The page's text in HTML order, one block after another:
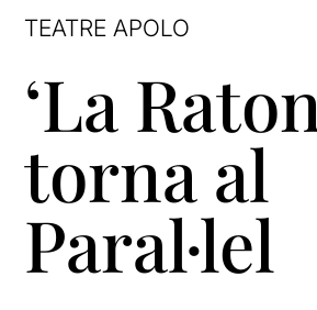
TEATRE APOLO
‘La
torna al
Paral·lel